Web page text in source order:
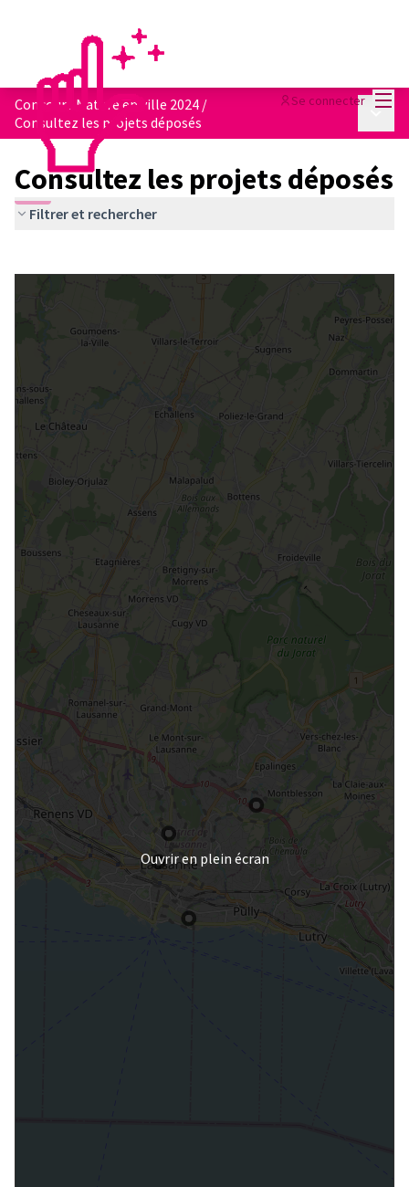
Se connecter
Concours Nature en ville 2024 /
Consultez les projets déposés
Consultez les projets déposés
Filtrer et rechercher
Ouvrir en plein écran